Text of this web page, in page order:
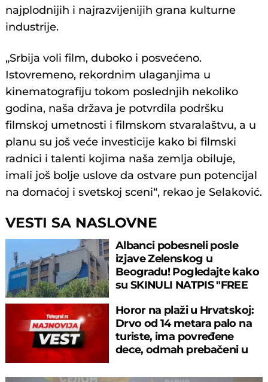
najplodnijih i najrazvijenijih grana kulturne
industrije.
„Srbija voli film, duboko i posvećeno.
Istovremeno, rekordnim ulaganjima u
kinematografiju tokom poslednjih nekoliko
godina, naša država je potvrdila podršku
filmskoj umetnosti i filmskom stvaralaštvu, a u
planu su još veće investicije kako bi filmski
radnici i talenti kojima naša zemlja obiluje,
imali još bolje uslove da ostvare pun potencijal
na domaćoj i svetskoj sceni“, rekao je Selaković.
VESTI SA NASLOVNE
Albanci pobesneli posle
izjave Zelenskog u
Beogradu! Pogledajte kako
su SKINULI NATPIS "FREE
Horor na plaži u Hrvatskoj:
Drvo od 14 metara palo na
turiste, ima povređene
dece, odmah prebačeni u